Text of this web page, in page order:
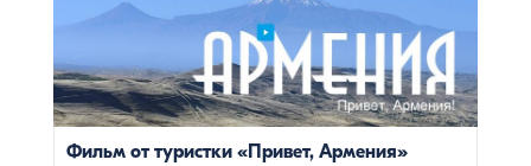
видео – живые эмоции, кадры фантастической красоты
монастырей, захватывающие виды гор и долин, тепло и
душевность местных жителей, готовка и дегустация
блюд. Путешествие под завораживающие мелодии
дудука Дживана Гаспаряна стало настоящим
Фильм от туристки «Привет, Армения»